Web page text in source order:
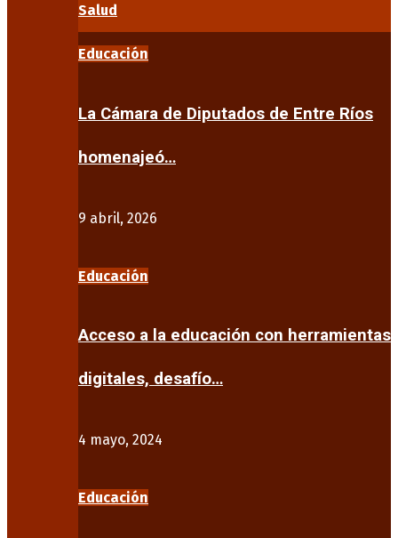
Salud
Educación
La Cámara de Diputados de Entre Ríos
homenajeó…
9 abril, 2026
Educación
Acceso a la educación con herramientas
digitales, desafío…
4 mayo, 2024
Educación